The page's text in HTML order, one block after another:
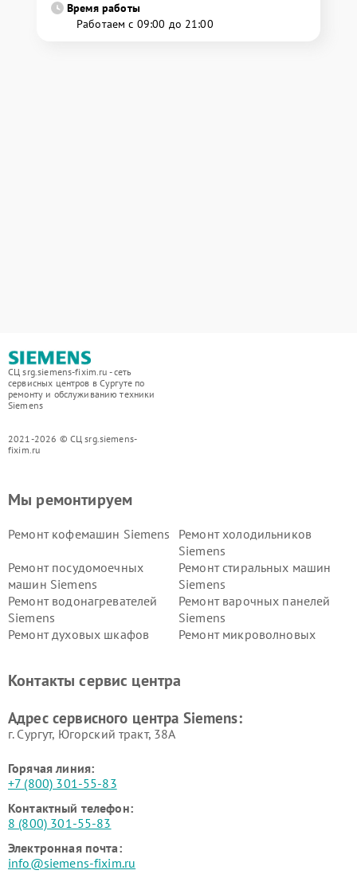
Время работы
Работаем с 09:00 до 21:00
СЦ srg.siemens-fixim.ru - сеть
сервисных центров в Сургуте по
ремонту и обслуживанию техники
Siemens
2021-2026 © СЦ srg.siemens-
fixim.ru
Мы ремонтируем
Ремонт кофемашин Siemens
Ремонт холодильников
Siemens
Ремонт посудомоечных
машин Siemens
Ремонт стиральных машин
Siemens
Ремонт водонагревателей
Siemens
Ремонт варочных панелей
Siemens
Ремонт духовых шкафов
Ремонт микроволновых
Siemens
Siemens
Siemens
Siemens
Контакты сервис центра
Адрес сервисного центра Siemens:
г. Сургут, Югорский тракт, 38А
Горячая линия:
+7 (800) 301-55-83
Контактный телефон:
8 (800) 301-55-83
Электронная почта:
info@siemens-fixim.ru